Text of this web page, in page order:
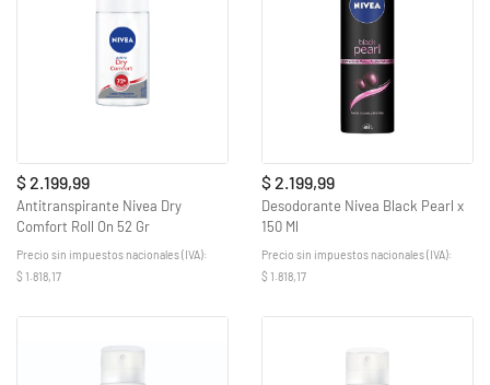
$ 2.199,99
Antitranspirante Nivea Dry
Comfort Roll On 52 Gr
Precio sin impuestos nacionales (IVA):
$ 1.818,17
$ 2.199,99
Desodorante Nivea Black Pearl x
150 Ml
Precio sin impuestos nacionales (IVA):
$ 1.818,17